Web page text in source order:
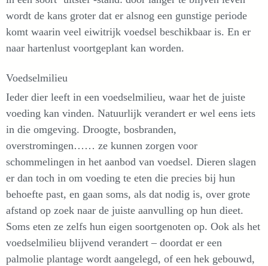
wordt de kans groter dat er alsnog een gunstige periode
komt waarin veel eiwitrijk voedsel beschikbaar is. En er
naar hartenlust voortgeplant kan worden.
Voedselmilieu
Ieder dier leeft in een voedselmilieu, waar het de juiste
voeding kan vinden. Natuurlijk verandert er wel eens iets
in die omgeving. Droogte, bosbranden,
overstromingen…… ze kunnen zorgen voor
schommelingen in het aanbod van voedsel. Dieren slagen
er dan toch in om voeding te eten die precies bij hun
behoefte past, en gaan soms, als dat nodig is, over grote
afstand op zoek naar de juiste aanvulling op hun dieet.
Soms eten ze zelfs hun eigen soortgenoten op. Ook als het
voedselmilieu blijvend verandert – doordat er een
palmolie plantage wordt aangelegd, of een hek gebouwd,